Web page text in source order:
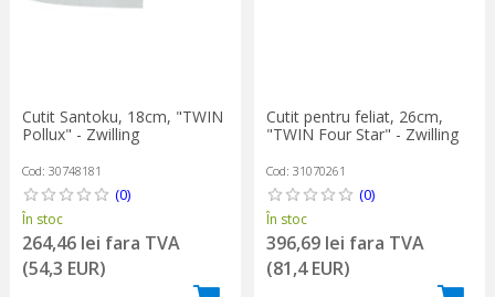
Cutit Santoku, 18cm, "TWIN
Pollux" - Zwilling
Cod: 30748181
(0)
În stoc
264,46 lei fara TVA
(54,3 EUR)
Cutit pentru feliat, 26cm,
"TWIN Four Star" - Zwilling
Cod: 31070261
(0)
În stoc
396,69 lei fara TVA
(81,4 EUR)